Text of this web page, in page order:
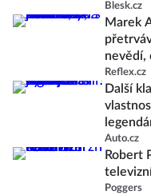
Blesk.cz
Marek
nevědí,
Reflex.cz
Další
Auto.cz
Robert
Poggers